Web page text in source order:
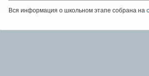
Вся информация о школьном этапе собрана на